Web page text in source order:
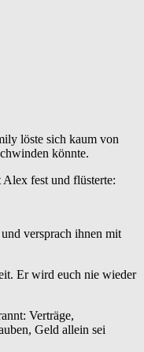
löste sich kaum von
könnte.
fest und flüsterte:
versprach ihnen mit
Er wird euch nie wieder
Verträge,
Geld allein sei